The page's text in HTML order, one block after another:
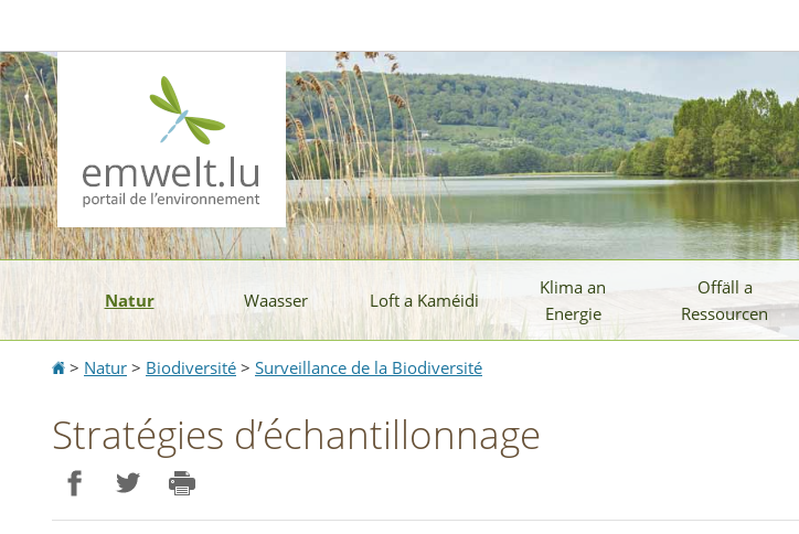
la
navigation
contenu
Natur Waasser Loft a Kaméidi
Klima an
Energie
Offäll a
Ressourcen
Accueil
> Natur > Biodiversité > Surveillance de la Biodiversité
Stratégies d’échantillonnage